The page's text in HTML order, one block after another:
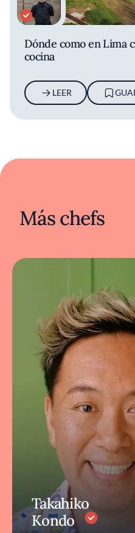
Dónde como en Lima
cocina
LEER
Más chefs
Takahiko
Kondo